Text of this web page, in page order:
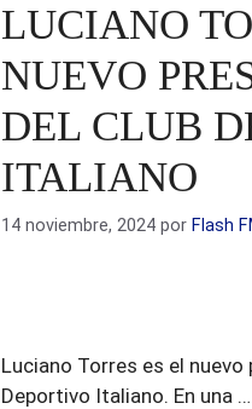
LUCIANO
NUEVO
DEL CLUB
ITALIANO
14 noviembre, 2024 por Flash
Luciano Torres es el
Deportivo Italiano. En una …